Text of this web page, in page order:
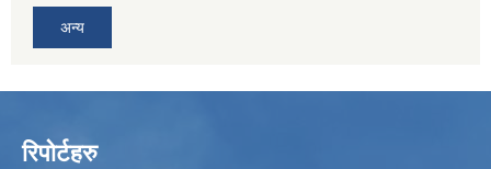
अन्य
रिपोर्टहरु